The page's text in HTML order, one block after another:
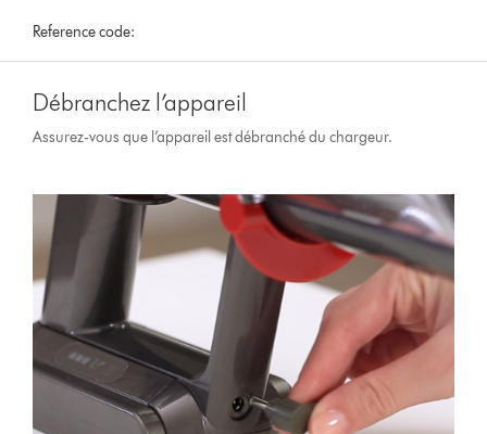
Reference code:
Débranchez l’appareil
Assurez-vous que l’appareil est débranché du chargeur.